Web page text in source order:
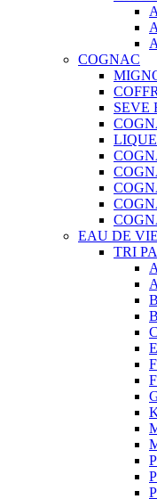
COGNAC
SEVE
EAU DE VIE
TRI